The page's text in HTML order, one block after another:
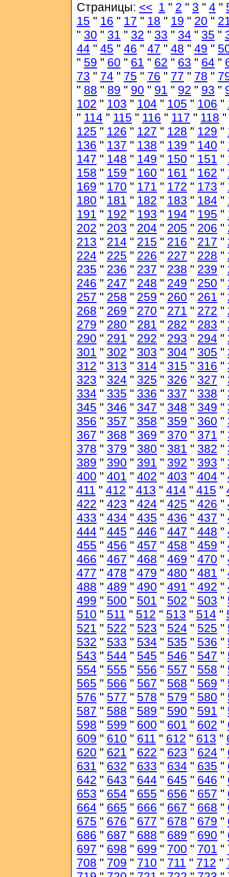
Страницы: << 1 " 2 " 3 " 4 "
15 " 16 " 17 " 18 " 19 " 20 "
" 30 " 31 " 32 " 33 " 34 " 35 "
44 " 45 " 46 " 47 " 48 " 49 "
" 59 " 60 " 61 " 62 " 63 " 64 "
73 " 74 " 75 " 76 " 77 " 78 "
" 88 " 89 " 90 " 91 " 92 " 93 "
102 " 103 " 104 " 105 " 106 "
" 114 " 115 " 116 " 117 " 118 "
125 " 126 " 127 " 128 " 129 "
136 " 137 " 138 " 139 " 140 "
147 " 148 " 149 " 150 " 151 "
158 " 159 " 160 " 161 " 162 "
169 " 170 " 171 " 172 " 173 "
180 " 181 " 182 " 183 " 184 "
191 " 192 " 193 " 194 " 195 "
202 " 203 " 204 " 205 " 206 "
213 " 214 " 215 " 216 " 217 "
224 " 225 " 226 " 227 " 228 "
235 " 236 " 237 " 238 " 239 "
246 " 247 " 248 " 249 " 250 "
257 " 258 " 259 " 260 " 261 "
268 " 269 " 270 " 271 " 272 "
279 " 280 " 281 " 282 " 283 "
290 " 291 " 292 " 293 " 294 "
301 " 302 " 303 " 304 " 305 "
312 " 313 " 314 " 315 " 316 "
323 " 324 " 325 " 326 " 327 "
334 " 335 " 336 " 337 " 338 "
345 " 346 " 347 " 348 " 349 "
356 " 357 " 358 " 359 " 360 "
367 " 368 " 369 " 370 " 371 "
378 " 379 " 380 " 381 " 382 "
389 " 390 " 391 " 392 " 393 "
400 " 401 " 402 " 403 " 404 "
411 " 412 " 413 " 414 " 415 "
422 " 423 " 424 " 425 " 426 "
433 " 434 " 435 " 436 " 437 "
444 " 445 " 446 " 447 " 448 "
455 " 456 " 457 " 458 " 459 "
466 " 467 " 468 " 469 " 470 "
477 " 478 " 479 " 480 " 481 "
488 " 489 " 490 " 491 " 492 "
499 " 500 " 501 " 502 " 503 "
510 " 511 " 512 " 513 " 514 "
521 " 522 " 523 " 524 " 525 "
532 " 533 " 534 " 535 " 536 "
543 " 544 " 545 " 546 " 547 "
554 " 555 " 556 " 557 " 558 "
565 " 566 " 567 " 568 " 569 "
576 " 577 " 578 " 579 " 580 "
587 " 588 " 589 " 590 " 591 "
598 " 599 " 600 " 601 " 602 "
609 " 610 " 611 " 612 " 613 "
620 " 621 " 622 " 623 " 624 "
631 " 632 " 633 " 634 " 635 "
642 " 643 " 644 " 645 " 646 "
653 " 654 " 655 " 656 " 657 "
664 " 665 " 666 " 667 " 668 "
675 " 676 " 677 " 678 " 679 "
686 " 687 " 688 " 689 " 690 "
697 " 698 " 699 " 700 " 701 "
708 " 709 " 710 " 711 " 712 "